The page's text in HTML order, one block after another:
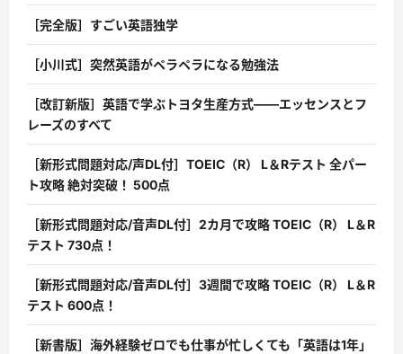
［完全版］すごい英語独学
［小川式］突然英語がペラペラになる勉強法
［改訂新版］英語で学ぶトヨタ生産方式――エッセンスとフ
レーズのすべて
［新形式問題対応/声DL付］TOEIC（R） L＆Rテスト 全パー
ト攻略 絶対突破！ 500点
［新形式問題対応/音声DL付］2カ月で攻略 TOEIC（R） L＆R
テスト 730点！
［新形式問題対応/音声DL付］3週間で攻略 TOEIC（R） L＆R
テスト 600点！
［新書版］海外経験ゼロでも仕事が忙しくても「英語は1年」